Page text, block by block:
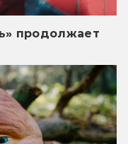
продолжает